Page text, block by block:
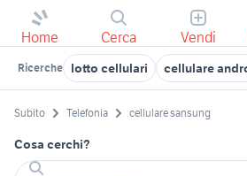
Home Cerca Vendi
Ricerche lotto cellulari cellulare
Subito Telefonia cellulare sansung
Cosa cerchi?